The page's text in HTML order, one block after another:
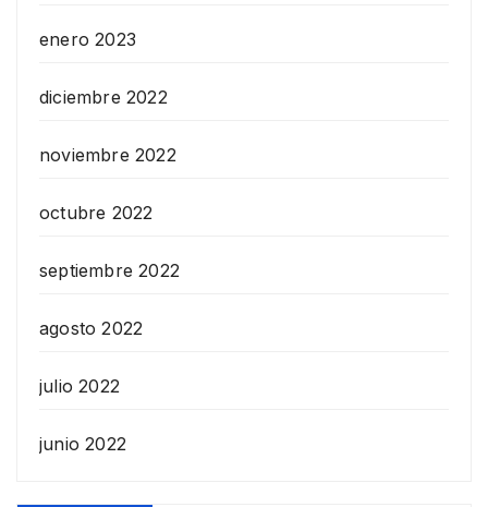
enero 2023
diciembre 2022
noviembre 2022
octubre 2022
septiembre 2022
agosto 2022
julio 2022
junio 2022